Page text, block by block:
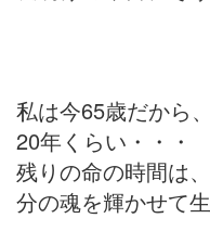
私は今65歳だから
20年くらい・・・
残りの命の時間は
分の魂を輝かせて